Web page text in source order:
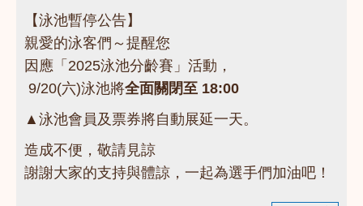
【泳池暫停公告】
親愛的泳客們～提醒您
因應「2025泳池分齡賽」活動，
9/20(六)泳池將全面關閉至 18:00
▲泳池會員及票券將自動展延一天。
造成不便，敬請見諒
謝謝大家的支持與體諒，一起為選手們加油吧！